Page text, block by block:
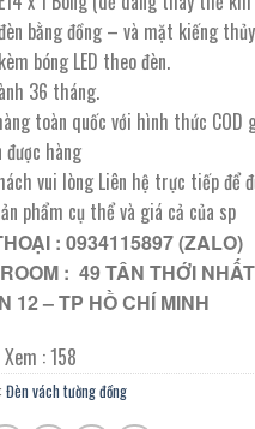
2.490.000 ₫.là:
bằng đồng – và mặt kiếng
bóng LED theo đèn.
36 tháng.
toàn quốc với hình thức COD
được hàng
vui lòng Liên hệ trực tiếp để
phẩm cụ thể và giá cả của sp
: 0934115897 (ZALO)
: 49 TÂN THỚI
12 – TP HỒ CHÍ MINH
:158
Đèn vách tường đồng